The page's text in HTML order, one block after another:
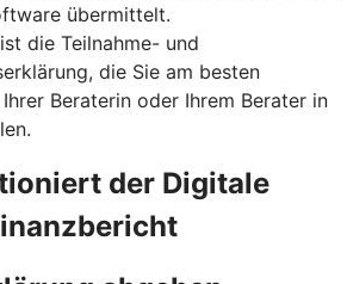
übermittelt.
die Teilnahme- und
die Sie am besten
Beraterin oder Ihrem Berater in
der Digitale